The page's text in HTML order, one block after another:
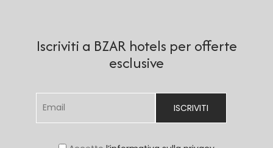
Iscriviti a BZAR hotels per offerte
esclusive